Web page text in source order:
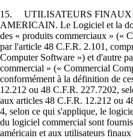
15. UTILISATEURS FINAUX
AMERICAIN. Le Logiciel et la
des « produits commerciaux » («
par l'article 48 C.F.R. 2.101,
Computer Software ») et d'autre
commercial » (« Commercial
conformément à la définition de
12.212 ou 48 C.F.R. 227.7202,
aux articles 48 C.F.R. 12.212 ou
4, selon ce qui s'applique, le
du logiciel commercial sont
américain et aux utilisateurs